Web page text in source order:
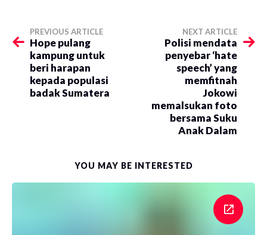
PREVIOUS ARTICLE
Hope pulang
kampung untuk
beri harapan
kepada populasi
badak Sumatera
NEXT ARTICLE
Polisi mendata
penyebar ‘hate
speech’ yang
memfitnah
Jokowi
memalsukan foto
bersama Suku
Anak Dalam
YOU MAY BE INTERESTED